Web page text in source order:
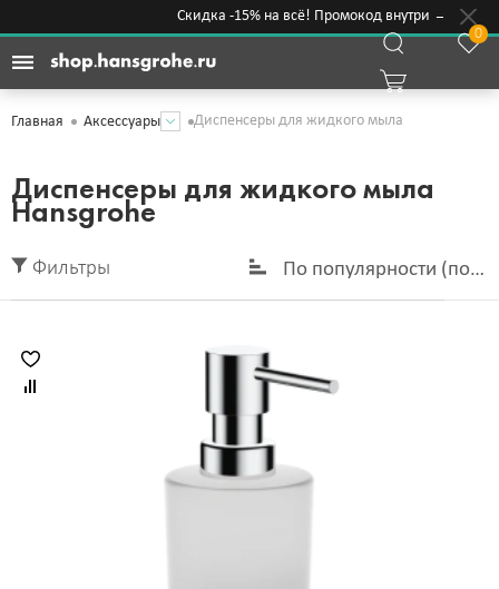
Скидка -15% на всё! Промокод внутри →
0
Главная Аксессуары Диспенсеры для жидкого мыла
Диспенсеры для жидкого мыла
Hansgrohe
Фильтры По популярности (по